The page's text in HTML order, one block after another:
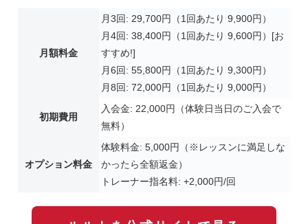
月額料金
月3回: 29,700円（1回あたり 9,900円）
月4回: 38,400円（1回あたり 9,600円）[お
すすめ!]
月6回: 55,800円（1回あたり 9,300円）
月8回: 72,000円（1回あたり 9,000円）
初期費用
入会金: 22,000円（体験日当日のご入会で
無料）
オプション料金
体験料金: 5,000円（※レッスンに満足しな
かったら全額返金）
トレーナー指名料: +2,000円/回